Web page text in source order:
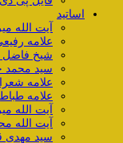
اساتید
آیت الله
علامه
شیخ فاضل
سید محمد
علامه
علامه
آیت الله
آیت الله
سید مهدی